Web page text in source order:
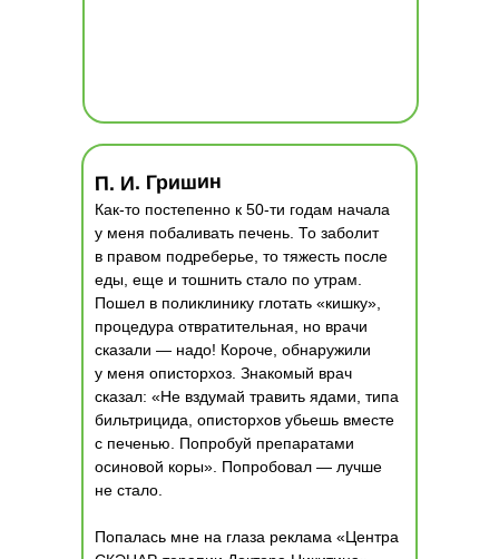
П. И. Гришин
Как-то постепенно к 50-ти годам начала
у меня побаливать печень. То заболит
в правом подреберье, то тяжесть после
еды, еще и тошнить стало по утрам.
Пошел в поликлинику глотать «кишку»,
процедура отвратительная, но врачи
сказали — надо! Короче, обнаружили
у меня описторхоз. Знакомый врач
сказал: «Не вздумай травить ядами, типа
бильтрицида, описторхов убьешь вместе
с печенью. Попробуй препаратами
осиновой коры». Попробовал — лучше
не стало.
Попалась мне на глаза реклама «Центра